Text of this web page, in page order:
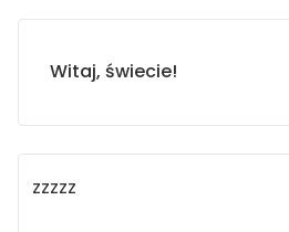
Witaj, świecie!
zzzzz